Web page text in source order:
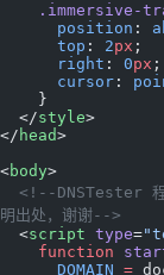
      position
:
      top
: 2px ;
      right
: 0px ;
      cursor
:
    }
  </
style>
</ head>
<body>
明出处，谢谢-->
  <
script type=
    function
      DOMAIN
=